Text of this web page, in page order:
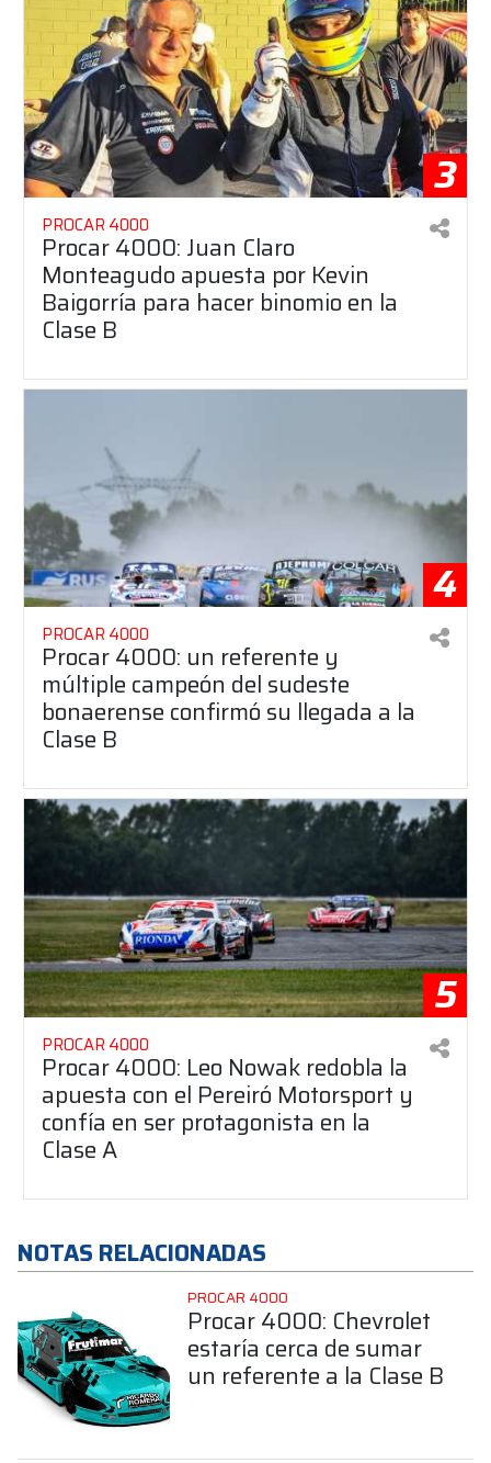
3
PROCAR 4000
Procar 4000: Juan Claro
Monteagudo apuesta por Kevin
Baigorría para hacer binomio en la
Clase B
4
PROCAR 4000
Procar 4000: un referente y
múltiple campeón del sudeste
bonaerense confirmó su llegada a la
Clase B
5
PROCAR 4000
Procar 4000: Leo Nowak redobla la
apuesta con el Pereiró Motorsport y
confía en ser protagonista en la
Clase A
NOTAS RELACIONADAS
PROCAR 4000
Procar 4000: Chevrolet
estaría cerca de sumar
un referente a la Clase B